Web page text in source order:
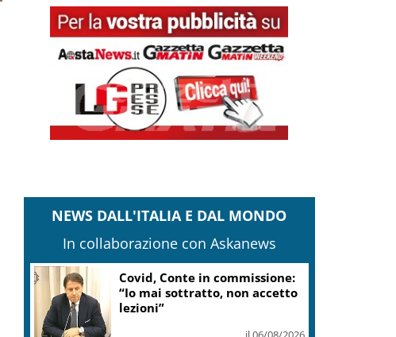
NEWS DALL'ITALIA E DAL MONDO
In collaborazione con Askanews
Covid, Conte: giuro sul mio
onore, ma qui c’è chi l’onore
l’ha perso